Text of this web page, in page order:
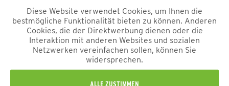
sowie Geschenkgutscheine sind vom Rabatt ausgeschlossen. Der
Rabattcode ist nicht mit anderen Aktionen oder Gutscheinen
kombinierbar. Der Mindestbestellwert beträgt 50 €
*Alle Preise verstehen sich inkl. Mehrwertsteuer und zzgl.
und ggf. Nachnahmegebühren, wenn nicht anders
beschrieben.
Diese Website verwendet Cookies, um Ihnen die
bestmögliche Funktionalität bieten zu können. Anderen
Cookies, die der Direktwerbung dienen oder die
Interaktion mit anderen Websites und sozialen
Netzwerken vereinfachen sollen, können Sie
widersprechen.